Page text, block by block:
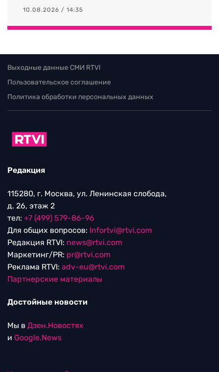
10.08.2026 / 14:35
Выходные данные СМИ RTVI
Пользовательское соглашение
Политика обработки персональных данных
Редакция
115280, г. Москва, ул. Ленинская слобода,
д. 26, этаж 2
тел: +7 (499) 579-86-96
Для общих вопросов: Infortvi@rtvi.com
Редакция RTVI: news@rtvi.com
Маркетинг/PR: pr@rtvi.com
Реклама RTVI: adv-eu@rtvi.com
Партнерские материалы
Достойные новости
Мы в Дзен.Новостях
и Google.News